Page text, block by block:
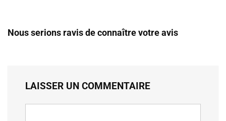
Nous serions ravis de connaître votre avis
LAISSER UN COMMENTAIRE